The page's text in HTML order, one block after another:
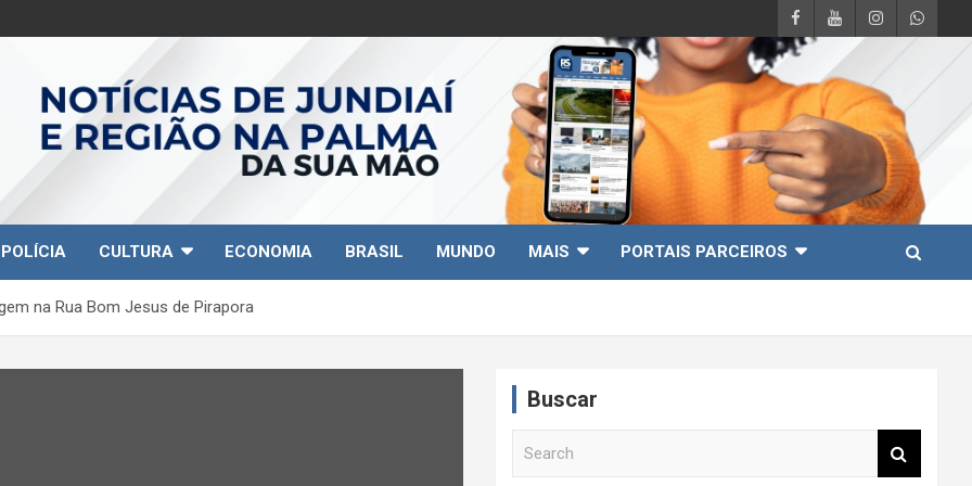
POLÍCIA CULTURA ECONOMIA BRASIL MUNDO MAIS PORTAIS PARCEIROS
na Rua Bom Jesus de Pirapora
Buscar